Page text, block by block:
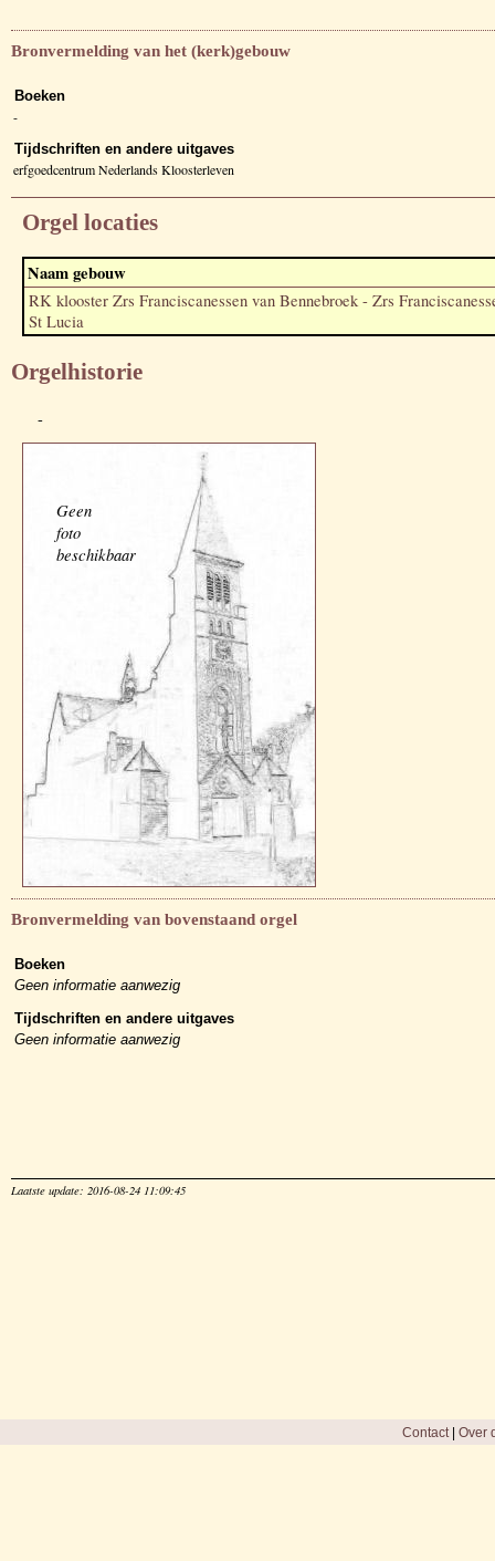
Bronvermelding van het (kerk)gebouw
Boeken
-
Tijdschriften en andere uitgaves
erfgoedcentrum Nederlands Kloosterleven
Orgel locaties
Naam gebouw
RK klooster Zrs Franciscanessen van Bennebroek - Zrs
St Lucia
Orgelhistorie
-
Geen
foto
beschikbaar
Bronvermelding van bovenstaand orgel
Boeken
Geen informatie aanwezig
Tijdschriften en andere uitgaves
Geen informatie aanwezig
Laatste update: 2016-08-24 11:09:45
Contact| Over